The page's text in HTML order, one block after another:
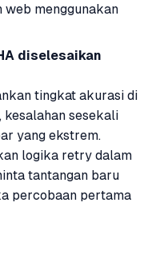
web menggunakan
diselesaikan
tingkat akurasi di
kesalahan sesekali
yang ekstrem.
logika retry dalam
tantangan baru
percobaan pertama